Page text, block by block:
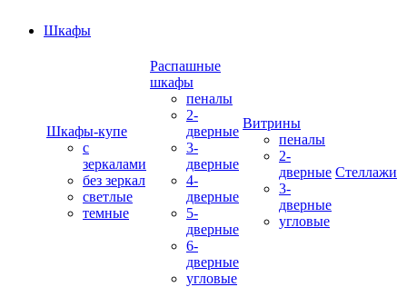
Шкафы
Шкафы-купе
с
зеркалами
без зеркал
светлые
темные
Распашные
шкафы
пеналы
2-
дверные
3-
дверные
4-
дверные
5-
дверные
6-
дверные
угловые
Витрины
пеналы
2-
дверные
3-
дверные
угловые
Стеллажи